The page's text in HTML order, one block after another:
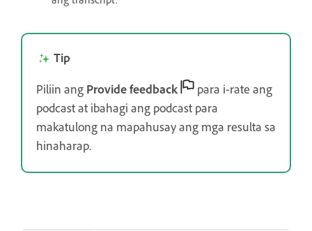
Tip
Piliin ang Provide feedback
para i-rate ang
podcast at ibahagi ang podcast para
makatulong na mapahusay ang mga resulta sa
hinaharap.